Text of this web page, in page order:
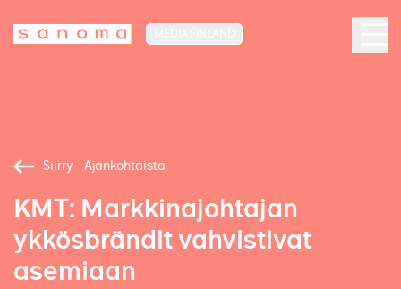
Siirry - Ajankohtaista
KMT: Markkinajohtajan
ykkösbrändit vahvistivat
asemiaan